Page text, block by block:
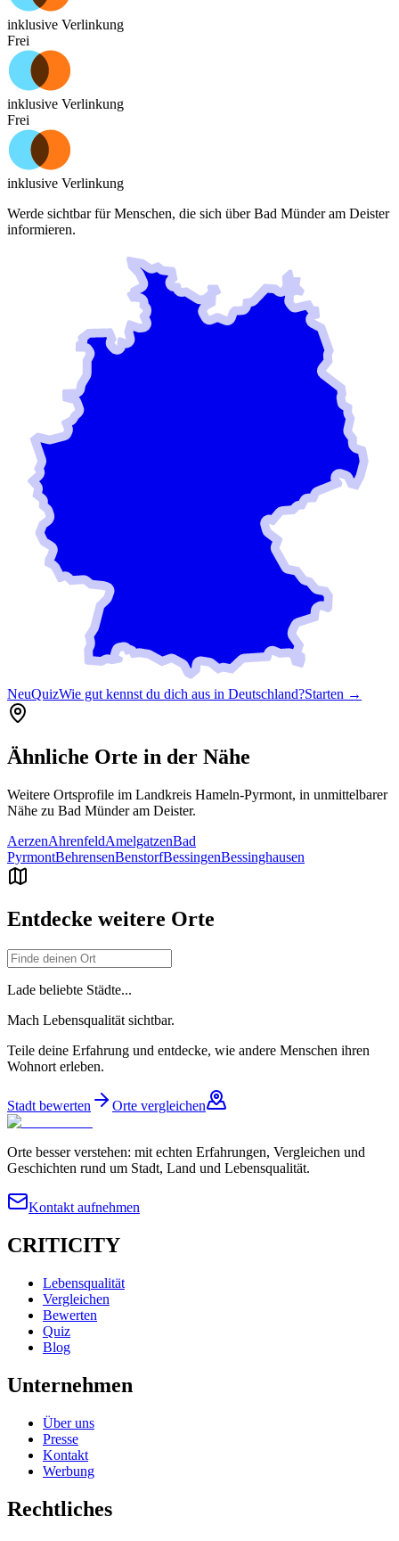
inklusive Verlinkung
Frei
inklusive Verlinkung
Frei
inklusive Verlinkung
Werde sichtbar für Menschen, die sich überBad Münder am Deister
informieren.
NeuQuizWie gut kennst du dich aus in Deutschland?Starten →
Ähnliche Orte in der Nähe
Weitere Ortsprofile im Landkreis Hameln-Pyrmont, in unmittelbarer
Nähe zu Bad Münder am Deister.
AerzenAhrenfeldAmelgatzenBad
PyrmontBehrensenBenstorfBessingenBessinghausen
Entdecke weitere Orte
Lade beliebte Städte...
Mach Lebensqualität sichtbar.
Teile deine Erfahrung und entdecke, wie andere Menschen ihren
Wohnort erleben.
Stadt bewerten Orte vergleichen
Orte besser verstehen: mit echten Erfahrungen, Vergleichen und
Geschichten rund um Stadt, Land und Lebensqualität.
Kontakt aufnehmen
CRITICITY
Lebensqualität
Vergleichen
Bewerten
Quiz
Blog
Unternehmen
Über uns
Presse
Kontakt
Werbung
Rechtliches